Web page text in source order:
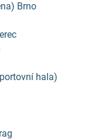
Brno
hala)